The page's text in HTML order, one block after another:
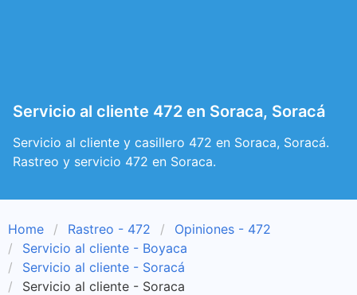
Servicio al cliente 472 en Soraca, Soracá
Servicio al cliente y casillero 472 en Soraca, Soracá.
Rastreo y servicio 472 en Soraca.
Home Rastreo - 472
Opiniones - 472
Servicio al cliente - Boyaca
Servicio al cliente - Soracá
Servicio al cliente - Soraca